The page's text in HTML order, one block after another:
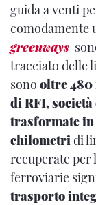
guida a venti
comodamente
greenways
tracciato delle
sono oltre
di RFI, società
trasformate in
chilometridi
recuperate per
ferroviarie
trasporto